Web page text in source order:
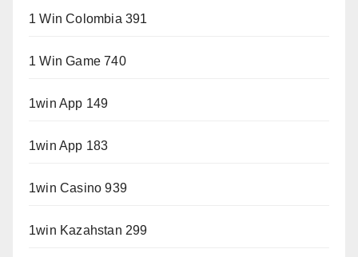
1 Win Colombia 391
1 Win Game 740
1win App 149
1win App 183
1win Casino 939
1win Kazahstan 299